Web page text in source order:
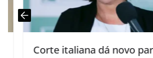
Corte italiana dá novo